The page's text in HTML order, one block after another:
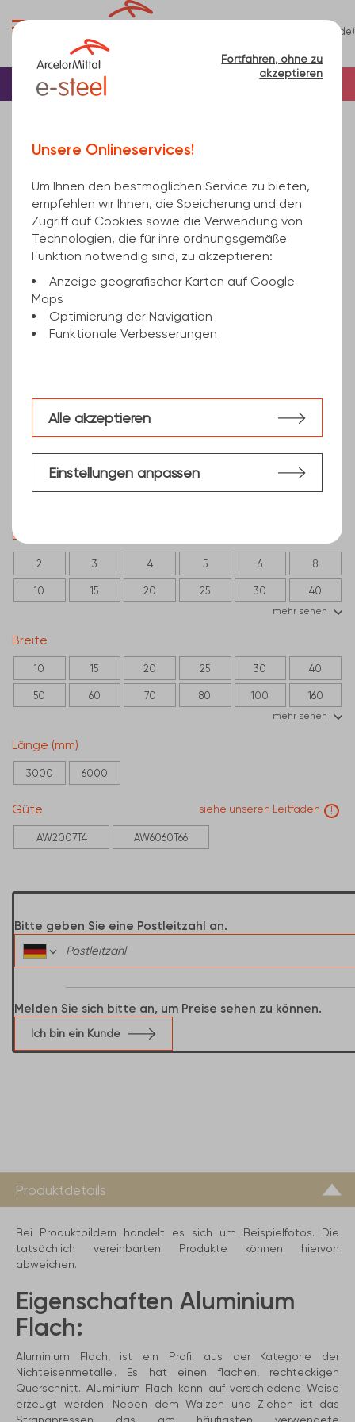
(de)
Startseite Aluminium
Aluminium Flach
Dicke (mm)
2 3 4 5 6 8
10 15 20 25 30 40
mehr sehen
Breite
10 15 20 25 30 40
50 60 70 80 100 160
mehr sehen
Länge (mm)
3000 6000
Güte siehe unseren Leitfaden !
AW2007T4 AW6060T66
Bitte geben Sie eine Postleitzahl an.
Melden Sie sich bitte an, um Preise sehen zu können.
Ich bin ein Kunde
Produktdetails
Bei Produktbildern handelt es sich um Beispielfotos. Die
tatsächlich vereinbarten Produkte können hiervon
abweichen.
Eigenschaften Aluminium
Flach:
Aluminium Flach, ist ein Profil aus der Kategorie der
Nichteisenmetalle.. Es hat einen flachen, rechteckigen
Querschnitt. Aluminium Flach kann auf verschiedene Weise
erzeugt werden. Neben dem Walzen und Ziehen ist das
Fortfahren, ohne zu
akzeptieren
Unsere Onlineservices!
Um Ihnen den bestmöglichen Service zu bieten,
empfehlen wir Ihnen, die Speicherung und den
Zugriff auf Cookies sowie die Verwendung von
Technologien, die für ihre ordnungsgemäße
Funktion notwendig sind, zu akzeptieren:
Anzeige geografischer Karten auf Google
Maps
Optimierung der Navigation
Funktionale Verbesserungen
Einstellungen anpassen
Alle akzeptieren